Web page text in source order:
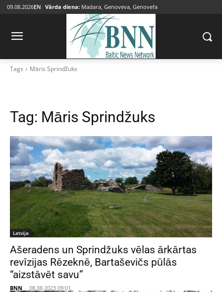
09.08.2026EN Vārda diena: Madara, Genoveva, Genovefa
Tags Māris Sprindžuks
Tag: Māris Sprindžuks
Latvija
Ašeradens un Sprindžuks vēlas ārkārtas
revīzijas Rēzeknē, Bartaševičs pūlās
“aizstāvēt savu”
BNN - 08.08.2023 09:01